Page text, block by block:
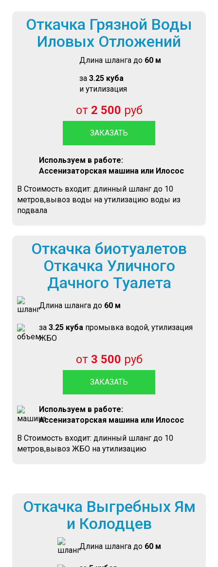
Откачка Грязной Воды
Иловых Отложений
Длина шланга до 60 м
за 3.25 куба
и утилизация
от 2 500 руб
ЗАКАЗАТЬ
Используем в работе:
Ассенизаторская машина или Илосос
В Стоимость входит: длинный шланг до 10
метров,вывоз воды на утилизацию воды из
подвала
Откачка биотуалетов
Откачка Уличного
Дачного Туалета
Длина шланга до 60 м
за 3.25 куба промывка водой, утилизация
ЖБО
от 3 500 руб
ЗАКАЗАТЬ
Используем в работе:
Ассенизаторская машина или Илосос
В Стоимость входит: длинный шланг до 10
метров,вывоз ЖБО на утилизацию
Откачка Выгребных Ям
и Колодцев
Длина шланга до 60 м